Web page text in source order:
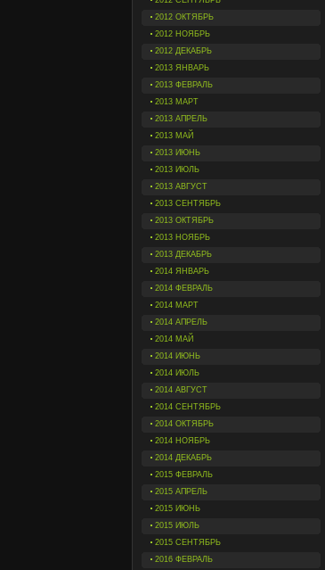
2012 ОКТЯБРЬ
2012 НОЯБРЬ
2012 ДЕКАБРЬ
2013 ЯНВАРЬ
2013 ФЕВРАЛЬ
2013 МАРТ
2013 АПРЕЛЬ
2013 МАЙ
2013 ИЮНЬ
2013 ИЮЛЬ
2013 АВГУСТ
2013 СЕНТЯБРЬ
2013 ОКТЯБРЬ
2013 НОЯБРЬ
2013 ДЕКАБРЬ
2014 ЯНВАРЬ
2014 ФЕВРАЛЬ
2014 МАРТ
2014 АПРЕЛЬ
2014 МАЙ
2014 ИЮНЬ
2014 ИЮЛЬ
2014 АВГУСТ
2014 СЕНТЯБРЬ
2014 ОКТЯБРЬ
2014 НОЯБРЬ
2014 ДЕКАБРЬ
2015 ФЕВРАЛЬ
2015 АПРЕЛЬ
2015 ИЮНЬ
2015 ИЮЛЬ
2015 СЕНТЯБРЬ
2016 ФЕВРАЛЬ